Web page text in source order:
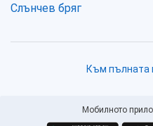
Слънчев бряг
Към пълната
Мобилното